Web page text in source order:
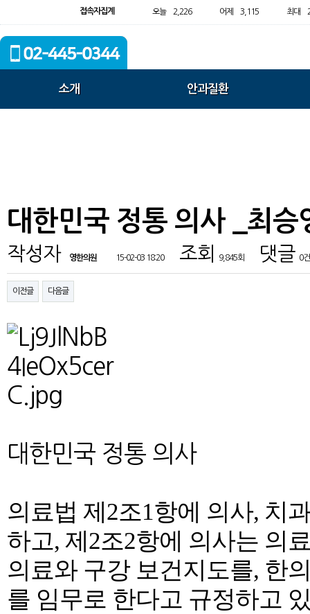
접속자집계 오늘 2,226 어제 3,115 최대
소개 안과질환
대한민국 정통 의사 _최승
작성자 영한의원 15-02-03 18:20 조회 9,845회 댓글 0건
이전글 다음글
대한민국 정통 의사
의료법 제2조1항에 의사, 치
하고, 제2조2항에 의사는 의
의료와 구강 보건지도를, 한
를 임무로 한다고 규정하고